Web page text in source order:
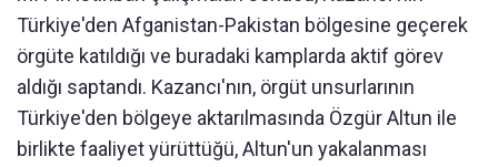
Türkiye'den Afganistan-Pakistan bölgesine geçerek
örgüte katıldığı ve buradaki kamplarda aktif görev
aldığı saptandı. Kazancı'nın, örgüt unsurlarının
Türkiye'den bölgeye aktarılmasında Özgür Altun ile
birlikte faaliyet yürüttüğü, Altun'un yakalanması